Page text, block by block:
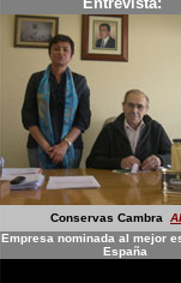
Conservas Cambra
Empresa nominada al mejor
España